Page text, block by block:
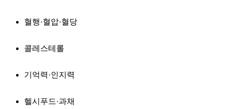
혈행·혈압·혈당
콜레스테롤
기억력·인지력
헬시푸드·과채